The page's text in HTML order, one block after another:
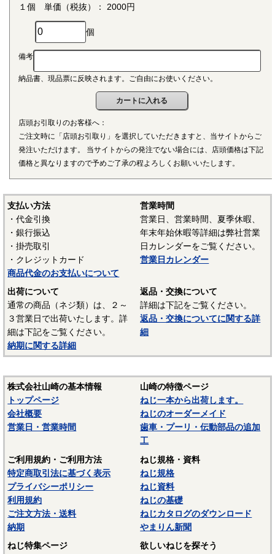
１個 単価（税抜）： 2000円
個
備考
納品書、現品票に反映されます。ご自由にお使いください。
店頭お引取りのお客様へ：
ご注文時に「店頭お引取り」を選択していただきますと、当サイトからご
発注いただけます。 当サイトからの発注でない場合には、店頭価格は下記
価格と異なりますので予めご了承の程よろしくお願いいたします。
支払い方法
・代金引換
・銀行振込
・掛売取引
・クレジットカード
商品代金のお支払いについて
営業時間
営業日、営業時間、夏季休暇、
年末年始休暇等詳細は弊社営業
日カレンダーをご覧ください。
営業日カレンダー
出荷について
通常の商品（ネジ類）は、２～
３営業日で出荷いたします。詳
細は下記をご覧ください。
納期に関する詳細
返品・交換について
詳細は下記をご覧ください。
返品・交換についてに関する詳
細
株式会社山崎の基本情報
トップページ
会社概要
営業日・営業時間
山崎の特徴ページ
ねじ一本から出荷します。
ねじのオーダーメイド
歯車・プーリ・伝動部品の追加
工
ご利用規約・ご利用方法
特定商取引法に基づく表示
プライバシーポリシー
利用規約
ご注文方法・送料
納期
ねじ規格・資料
ねじ規格
ねじ資料
ねじの基礎
ねじカタログのダウンロード
やまりん新聞
ねじ特集ページ
欲しいねじを探そう